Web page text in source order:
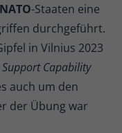
NATO-Staaten eine
durchgeführt.
in Vilnius 2023
Capability
auch um den
der Übung war